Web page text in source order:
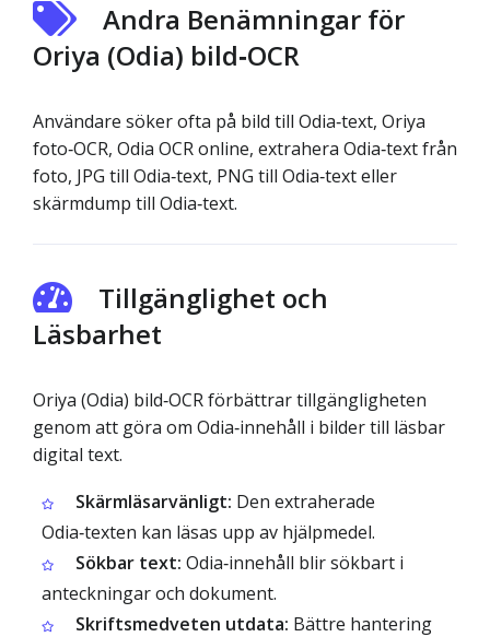
Andra Benämningar för
Oriya (Odia) bild‑OCR
Användare söker ofta på bild till Odia‑text, Oriya
foto‑OCR, Odia OCR online, extrahera Odia‑text från
foto, JPG till Odia‑text, PNG till Odia‑text eller
skärmdump till Odia‑text.
Tillgänglighet och
Läsbarhet
Oriya (Odia) bild‑OCR förbättrar tillgängligheten
genom att göra om Odia‑innehåll i bilder till läsbar
digital text.
Skärmläsarvänligt: Den extraherade
Odia‑texten kan läsas upp av hjälpmedel.
Sökbar text: Odia‑innehåll blir sökbart i
anteckningar och dokument.
Skriftsmedveten utdata: Bättre hantering